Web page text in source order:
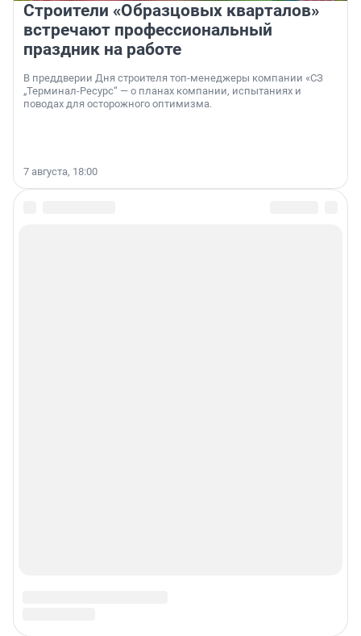
Строители «Образцовых кварталов»
встречают профессиональный
праздник на работе
В преддверии Дня строителя топ-менеджеры компании «СЗ
„Терминал-Ресурс“ — о планах компании, испытаниях и
поводах для осторожного оптимизма.
7 августа, 18:00